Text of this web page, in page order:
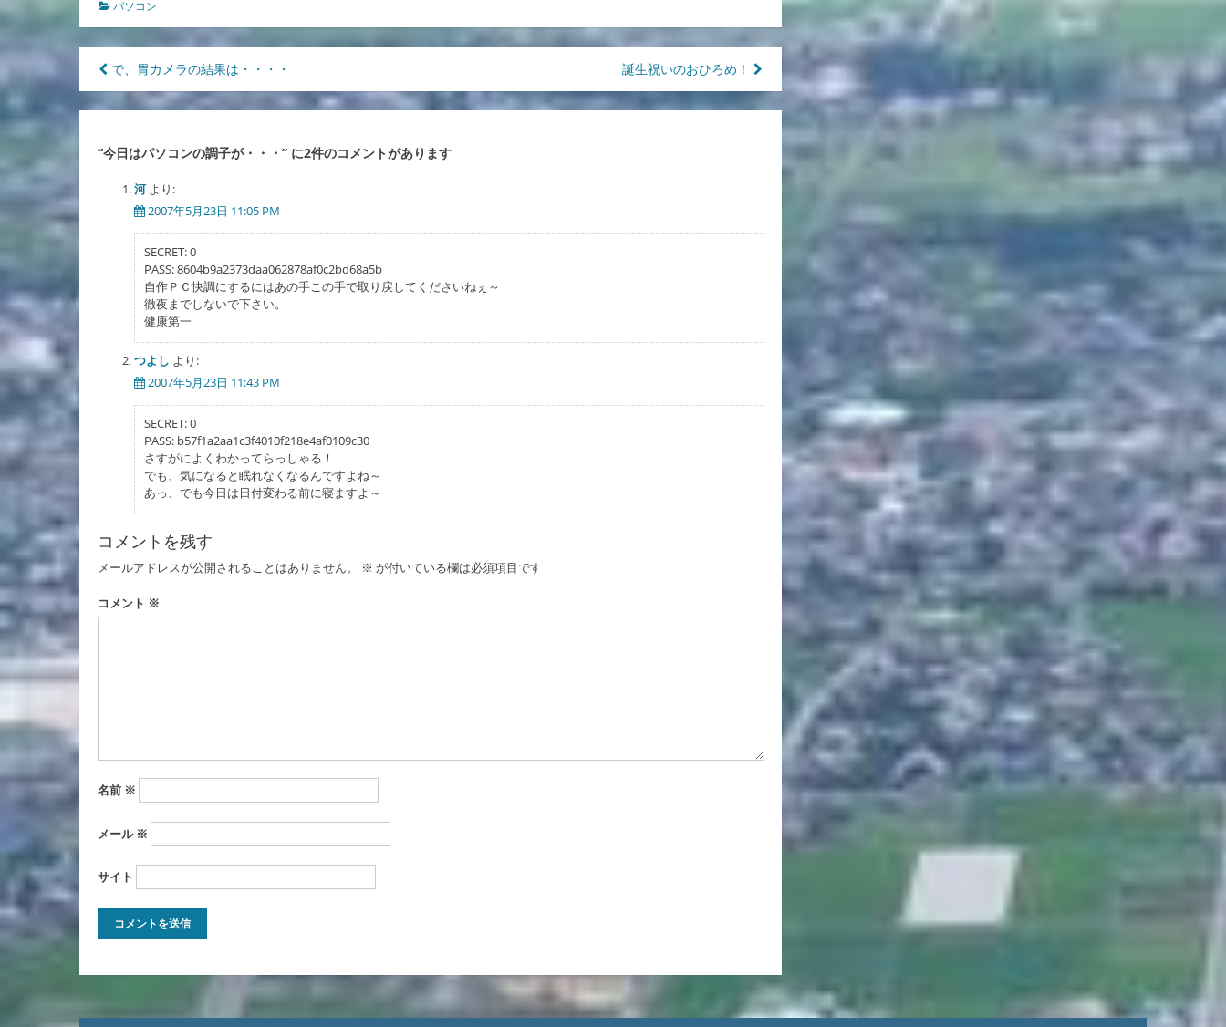
パソコン
投
稿
ビ
ゲ
で、胃カメラの結果は・・・・ 誕生祝いのおひろめ！
“今日はパソコンの調子が・・・ ” に2件のコメントがあります
河 より:
2007年5月23日 11:05 PM
SECRET: 0
PASS: 8604b9a2373daa062878af0c2bd68a5b
自作ＰＣ快調にするにはあの手この手で取り戻してくださいねぇ～
徹夜までしないで下さい。
健康第一
つよし より:
2007年5月23日 11:43 PM
SECRET: 0
PASS: b57f1a2aa1c3f4010f218e4af0109c30
さすがによくわかってらっしゃる！
でも、気になると眠れなくなるんですよね～
あっ、でも今日は日付変わる前に寝ますよ～
コメントを残す
メールアドレスが公開されることはありません。 ※ が付いている欄は必須項目です
コメント ※
名前 ※
メール ※
サイト